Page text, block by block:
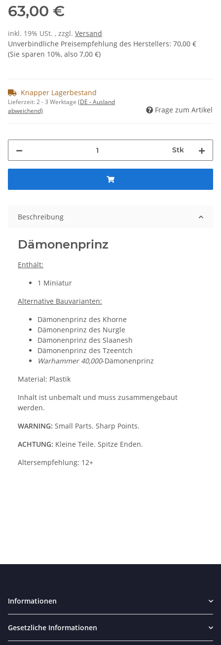
63,00 €
inkl. 19% USt. , zzgl. Versand
Unverbindliche Preisempfehlung des Herstellers: 70,00 €
(Sie sparen 10%, also 7,00 €)
Knapper Lagerbestand
Lieferzeit:2 - 3 Werktage (DE - Ausland
abweichend)
Frage zum Artikel
Stk
Beschreibung
Dämonenprinz
Enthält:
1 Miniatur
Alternative Bauvarianten:
Dämonenprinz des Khorne
Dämonenprinz des Nurgle
Dämonenprinz des Slaanesh
Dämonenprinz des Tzeentch
Warhammer 40,000-Dämonenprinz
Material: Plastik
Inhalt ist unbemalt und muss zusammengebaut
werden.
WARNING: Small Parts. Sharp Points.
ACHTUNG: Kleine Teile. Spitze Enden.
Altersempfehlung: 12+
Informationen
Gesetzliche Informationen